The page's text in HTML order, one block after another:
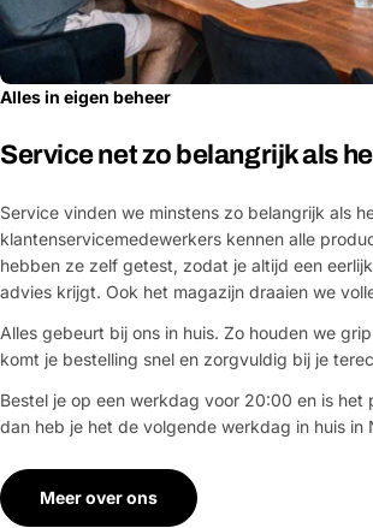
Alles in eigen beheer
Service net zo belangrijk als
Service vinden we minstens zo belangrijk als
klantenservicemedewerkers kennen alle
hebben ze zelf getest, zodat je altijd een
advies krijgt. Ook het magazijn draaien we
Alles gebeurt bij ons in huis. Zo houden we
komt je bestelling snel en zorgvuldig bij je
Bestel je op een werkdag voor 20:00 en is het
dan heb je het de volgende werkdag in huis in
Meer over ons